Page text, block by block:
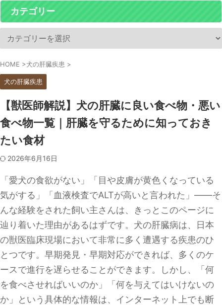
カテゴリー
HOME >犬の肝臓疾患 >
犬の肝臓疾患
【獣医師解説】犬の肝臓に良い食べ物・悪い
食べ物一覧｜肝臓を守るために知っておき
たい食材
2026年6月16日
「愛犬の食欲がない」「目や皮膚が黄色くなっている
気がする」「血液検査でALTが高いと言われた」――そ
んな経験をされた飼い主さんは、きっとこのページに
辿り着いた理由があるはずです。犬の肝臓病は、日本
の獣医臨床現場において非常に多く遭遇する疾患のひ
とつです。早期発見・早期対応ができれば、多くのケ
ースで進行を遅らせることができます。しかし、「何
を食べさせればいいのか」「何を与えてはいけないの
か」という具体的な情報は、インターネット上でも断